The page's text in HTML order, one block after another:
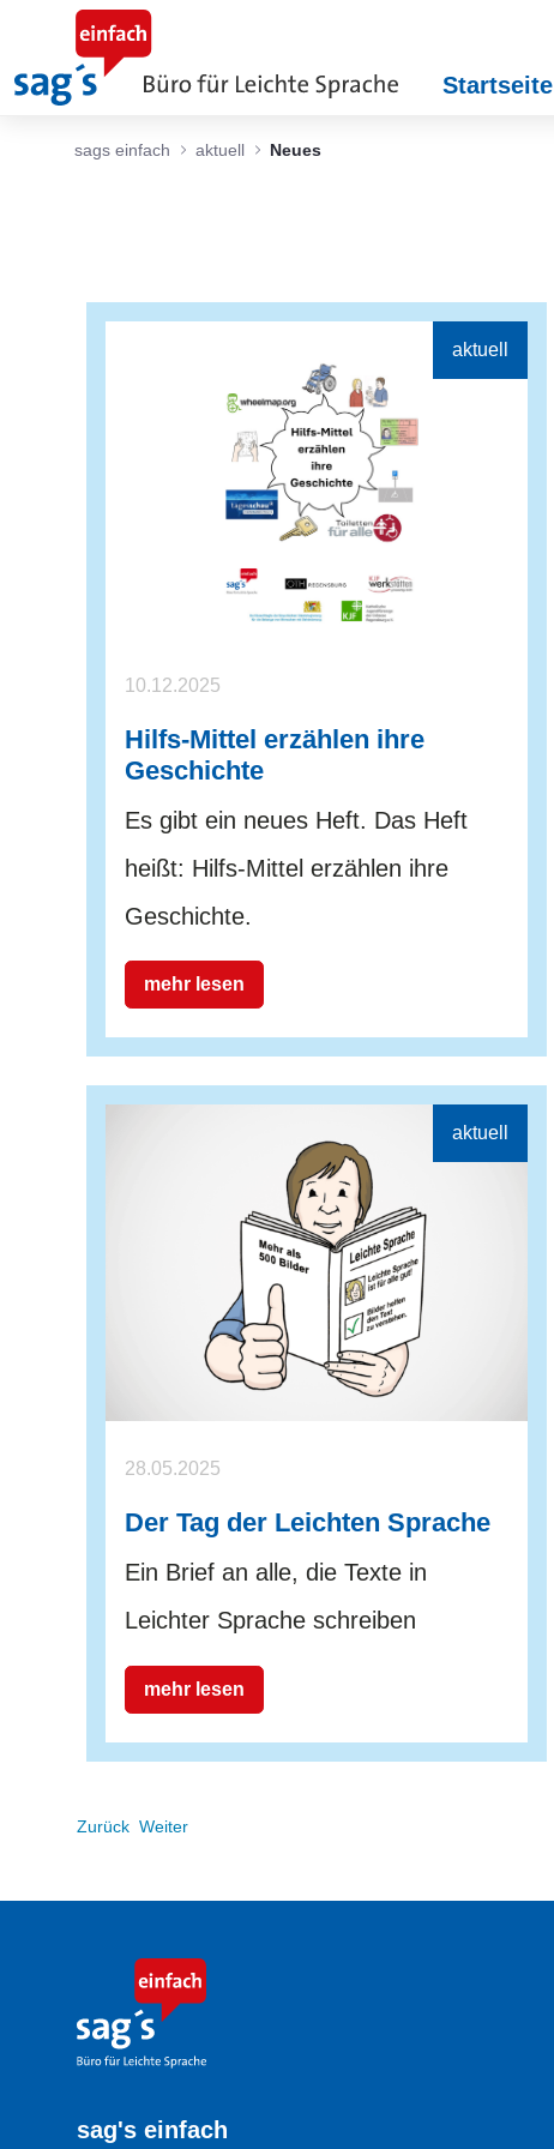
Zum Hauptinhalt springen
Startseite
sags einfach aktuell Neues
10.12.2025
Hilfs-Mittel erzählen ihre
Geschichte
Es gibt ein neues Heft. Das Heft
heißt: Hilfs-Mittel erzählen ihre
Geschichte.
mehr lesen
28.05.2025
Der Tag der Leichten Sprache
Ein Brief an alle, die Texte in
Leichter Sprache schreiben
mehr lesen
Zurück Weiter
sag's einfach